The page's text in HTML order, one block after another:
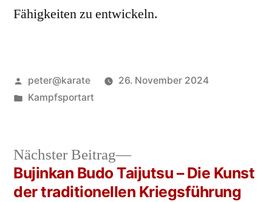
Fähigkeiten zu entwickeln.
Veröffentlicht
von
peter@karate
26. November 2024
Veröffentlicht
Kampfsportart
Beitragsnavigation
Nächster Beitrag
Nächster
Beitrag:
Bujinkan Budo Taijutsu – Die Kunst
der traditionellen Kriegsführung